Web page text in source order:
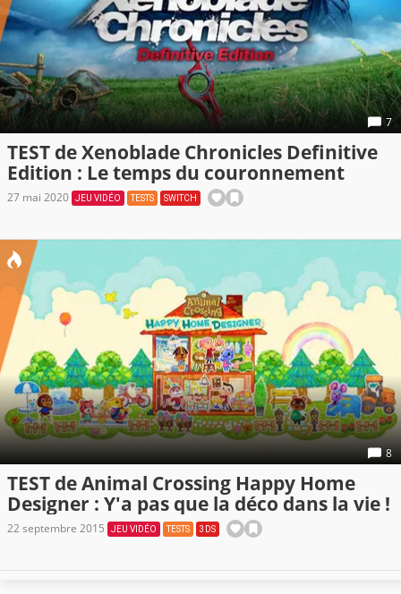
7
TEST de Xenoblade Chronicles Definitive
Edition : Le temps du couronnement
27 mai 2020 JEU VIDÉO TESTS SWITCH
8
TEST de Animal Crossing Happy Home
Designer : Y'a pas que la déco dans la vie !
22 septembre 2015 JEU VIDÉO TESTS 3DS